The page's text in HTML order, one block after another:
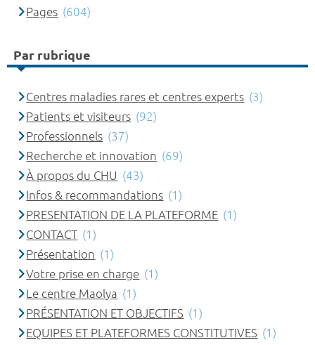
Pages (604)
Par rubrique
Centres maladies rares et centres experts (3)
Patients et visiteurs (92)
Professionnels (37)
Recherche et innovation (69)
À propos du CHU (43)
Infos & recommandations (1)
PRESENTATION DE LA PLATEFORME (1)
CONTACT (1)
Présentation (1)
Votre prise en charge (1)
Le centre Maolya (1)
PRÉSENTATION ET OBJECTIFS (1)
EQUIPES ET PLATEFORMES CONSTITUTIVES (1)